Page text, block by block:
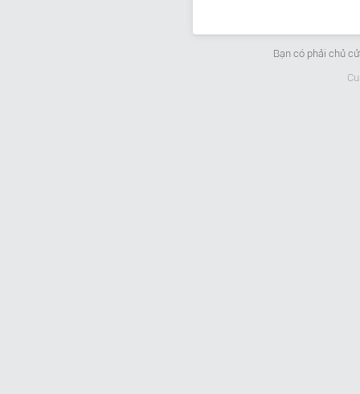
Bạn có phải chủ